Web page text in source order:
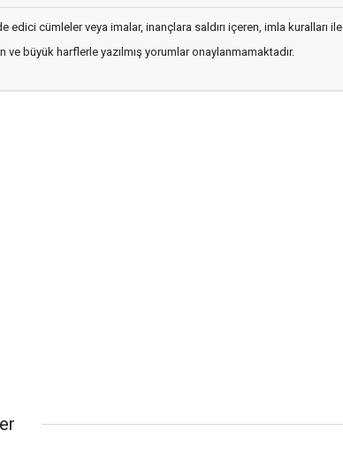
edici cümleler veya imalar, inançlara saldırı içeren, imla kuralları ile
ve büyük harflerle yazılmış yorumlar onaylanmamaktadır.